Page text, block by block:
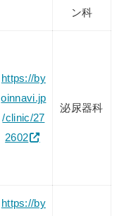
ン科
https://by
oinnavi.jp
/clinic/27
2602
泌尿器科
https://by